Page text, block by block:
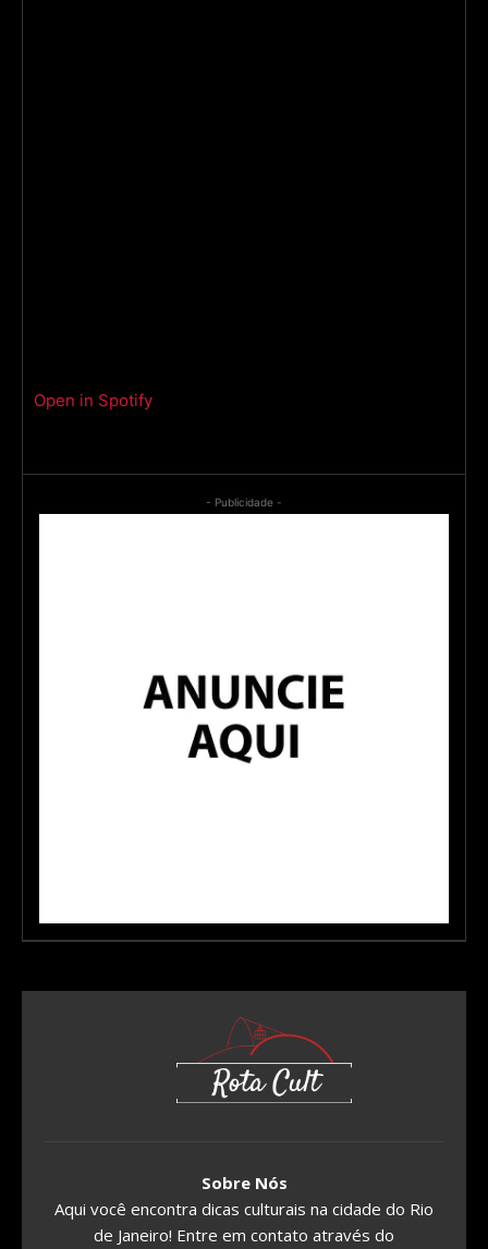
Open in Spotify
- Publicidade -
Sobre Nós
Aqui você encontra dicas culturais na cidade do Rio
de Janeiro! Entre em contato através do